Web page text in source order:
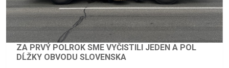
ZA PRVÝ POLROK SME VYČISTILI JEDEN A POL
DĹŽKY OBVODU SLOVENSKA